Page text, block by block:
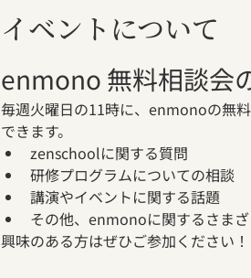
イベントについて
enmono 無料相談会
毎週火曜日の11時に、enmonoの無
できます。
zenschoolに関する質問
研修プログラムについての相談
講演やイベントに関する話題
その他、enmonoに関するさま
興味のある方はぜひご参加ください！